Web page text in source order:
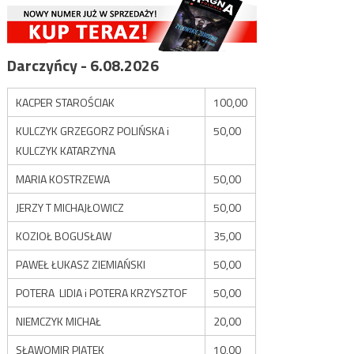
Darczyńcy - 6.08.2026
KACPER STAROŚCIAK
100,00
KULCZYK GRZEGORZ POLIŃSKA i
KULCZYK KATARZYNA
50,00
MARIA KOSTRZEWA
50,00
JERZY T MICHAJŁOWICZ
50,00
KOZIOŁ BOGUSŁAW
35,00
PAWEŁ ŁUKASZ ZIEMIAŃSKI
50,00
POTERA LIDIA i POTERA KRZYSZTOF
50,00
NIEMCZYK MICHAŁ
20,00
SŁAWOMIR PIĄTEK
10,00